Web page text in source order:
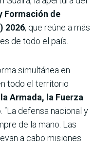
Formación de
2026, que reúne a más
de todo el país.
simultánea en
todo el territorio
Armada, la Fuerza
. “La defensa nacional y
de la mano. Las
a cabo misiones